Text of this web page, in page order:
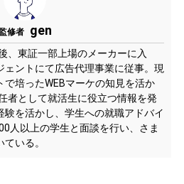
監修者 gen
、東証一部上場のメーカーに入
ェントにて広告代理事業に従事。現
培ったWEBマーケの知見を活か
者として就活生に役立つ情報を発
を活かし、学生への就職アドバイ
人以上の学生と面談を行い、さま
いる。